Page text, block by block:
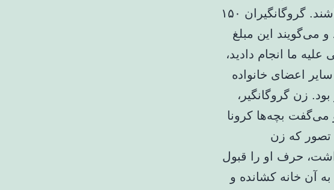
بگویند،‌انجام‌می‌دهندوبافرزندان‌شان کاری نداشته باشند. گروگانگیران ۱۵۰
می‌گویند این مبلغ
ما انجام دادید،
اعضای خانواده
زن گروگانگیر،
بچه‌ها کرونا
تصور که زن
حرف او را قبول
آن خانه کشانده و